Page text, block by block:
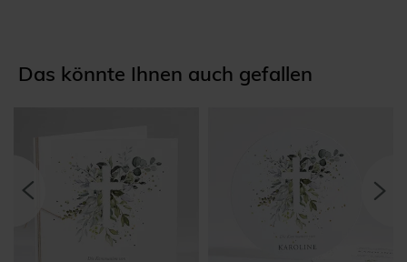
Das könnte Ihnen auch gefallen